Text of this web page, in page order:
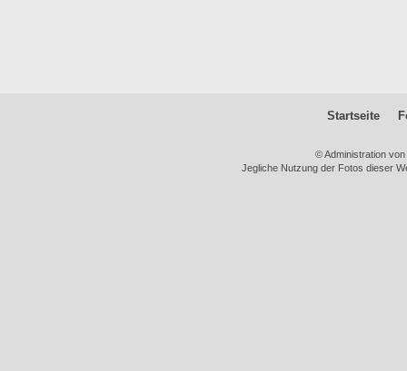
Startseite
© Administration
Jegliche Nutzung der Fotos dieser